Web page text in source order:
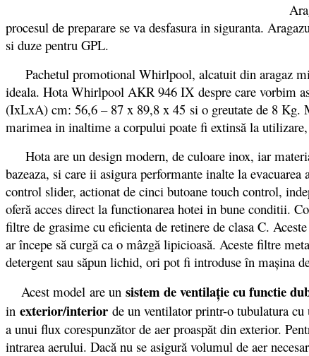
procesul de preparare se va desfasura in siguranta.
si duze pentru GPL.
Pachetul promotional Whirlpool, alcatuit din aragaz
ideala. Hota Whirlpool AKR 946 IX despre care vorbim
(IxLxA) cm: 56,6 – 87 x 89,8 x 45 si o greutate de 8 Kg.
marimea in inaltime a corpului poate fi extinsă la
Hota are un design modern, de culoare inox, iar
bazeaza, si care ii asigura performante inalte la
control slider, actionat de cinci butoane touch control,
oferă acces direct la functionarea hotei in bune conditii.
filtre de grasime cu eficienta de retinere de clasa C.
ar începe să curgă ca o mâzgă lipicioasă. Aceste filtre
detergent sau săpun lichid, ori pot fi introduse în maşina
Acest model are un sistem de ventilaţie cu functie
in exterior/interior de un ventilator printr-o tubulatura
a unui flux corespunzător de aer proaspăt din exterior.
intrarea aerului. Dacă nu se asigură volumul de aer